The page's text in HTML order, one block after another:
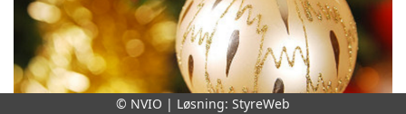
© NVIO | Løsning: StyreWeb